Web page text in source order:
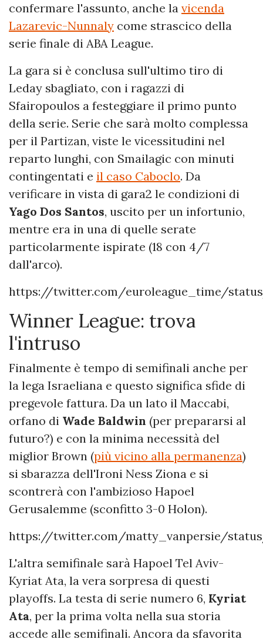
confermare l'assunto, anche la vicenda
Lazarevic-Nunnaly come strascico della
serie finale di ABA League.
La gara si è conclusa sull'ultimo tiro di
Leday sbagliato, con i ragazzi di
Sfairopoulos a festeggiare il primo punto
della serie. Serie che sarà molto complessa
per il Partizan, viste le vicessitudini nel
reparto lunghi, con Smailagic con minuti
contingentati e il caso Caboclo. Da
verificare in vista di gara2 le condizioni di
Yago Dos Santos, uscito per un infortunio,
mentre era in una di quelle serate
particolarmente ispirate (18 con 4/7
dall'arco).
https://twitter.com/euroleague_time/status/
Winner League: trova
l'intruso
Finalmente è tempo di semifinali anche per
la lega Israeliana e questo significa sfide di
pregevole fattura. Da un lato il Maccabi,
orfano di Wade Baldwin (per prepararsi al
futuro?) e con la minima necessità del
miglior Brown (più vicino alla permanenza)
si sbarazza dell'Ironi Ness Ziona e si
scontrerà con l'ambizioso Hapoel
Gerusalemme (sconfitto 3-0 Holon).
https://twitter.com/matty_vanpersie/status/
L'altra semifinale sarà Hapoel Tel Aviv-
Kyriat Ata, la vera sorpresa di questi
playoffs. La testa di serie numero 6, Kyriat
Ata, per la prima volta nella sua storia
accede alle semifinali. Ancora da sfavorita